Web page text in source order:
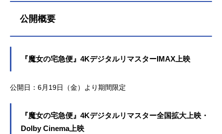
公開概要
『魔女の宅急便』4KデジタルリマスターIMAX上映
公開日：6月19日（金）より期間限定
『魔女の宅急便』4Kデジタルリマスター全国拡大上映・
Dolby Cinema上映